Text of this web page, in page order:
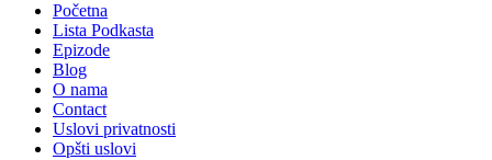
Početna
Lista Podkasta
Epizode
Blog
O nama
Contact
Uslovi privatnosti
Opšti uslovi